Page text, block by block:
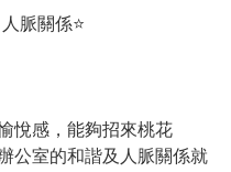
脈關係⭐️
悅感，能夠招來桃花
公室的和諧及人脈關係就